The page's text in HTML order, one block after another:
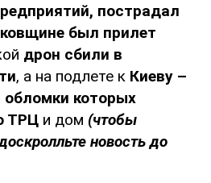
пострадал
был прилет
дрон сбили в
, а на подлете к Киеву –
обломки которых
ТРЦ и дом (чтобы
новость до